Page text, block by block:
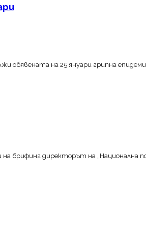
обявената на 25 януари грипна
брифинг директорът на „Национална